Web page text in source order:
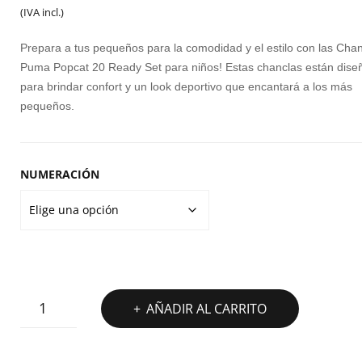
O
original
era:
25,00€.
actual
es:
20,00€.
(IVA incl.)
Prepara a tus pequeños para la comodidad y el estilo con las
Puma Popcat 20 Ready Set para niños! Estas chanclas están
para brindar confort y un look deportivo que encantará a los más
pequeños.
NUMERACIÓN
CHANCLAS
AÑADIR AL CARRITO